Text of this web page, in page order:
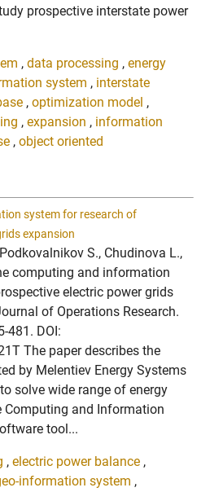
prospective interstate power
, data processing , energy
system , interstate
, optimization model ,
, expansion , information
, object oriented
system for research of
expansion
S., Chudinova L.,
computing and information
electric power grids
of Operations Research.
481. DOI:
The paper describes the
by Melentiev Energy Systems
solve wide range of energy
Computing and Information
tool...
, electric power balance ,
information system ,